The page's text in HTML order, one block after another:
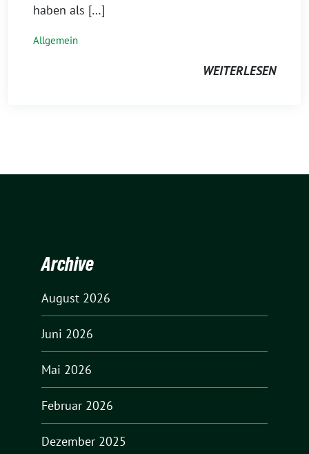
haben als […]
Allgemein
WEITERLESEN
Archive
August 2026
Juni 2026
Mai 2026
Februar 2026
Dezember 2025